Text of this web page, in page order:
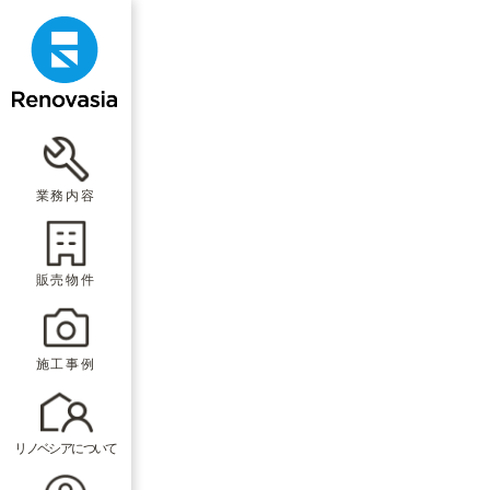
業務内容
販売物件
施工事例
リノベシアについて